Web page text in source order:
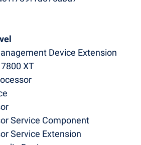
Device Extension
XT
Service Component
Service Extension